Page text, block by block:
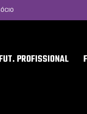
PROFISSIONAL